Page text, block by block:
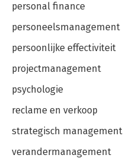
personal finance
personeelsmanagement
persoonlijke effectiviteit
projectmanagement
psychologie
reclame en verkoop
strategisch management
verandermanagement